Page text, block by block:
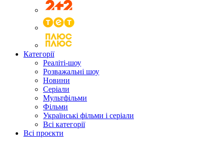
Категорії
Реаліті-шоу
Розважальні шоу
Новини
Серіали
Мультфільми
Фільми
Українські фільми і серіали
Всі категорії
Всі проєкти